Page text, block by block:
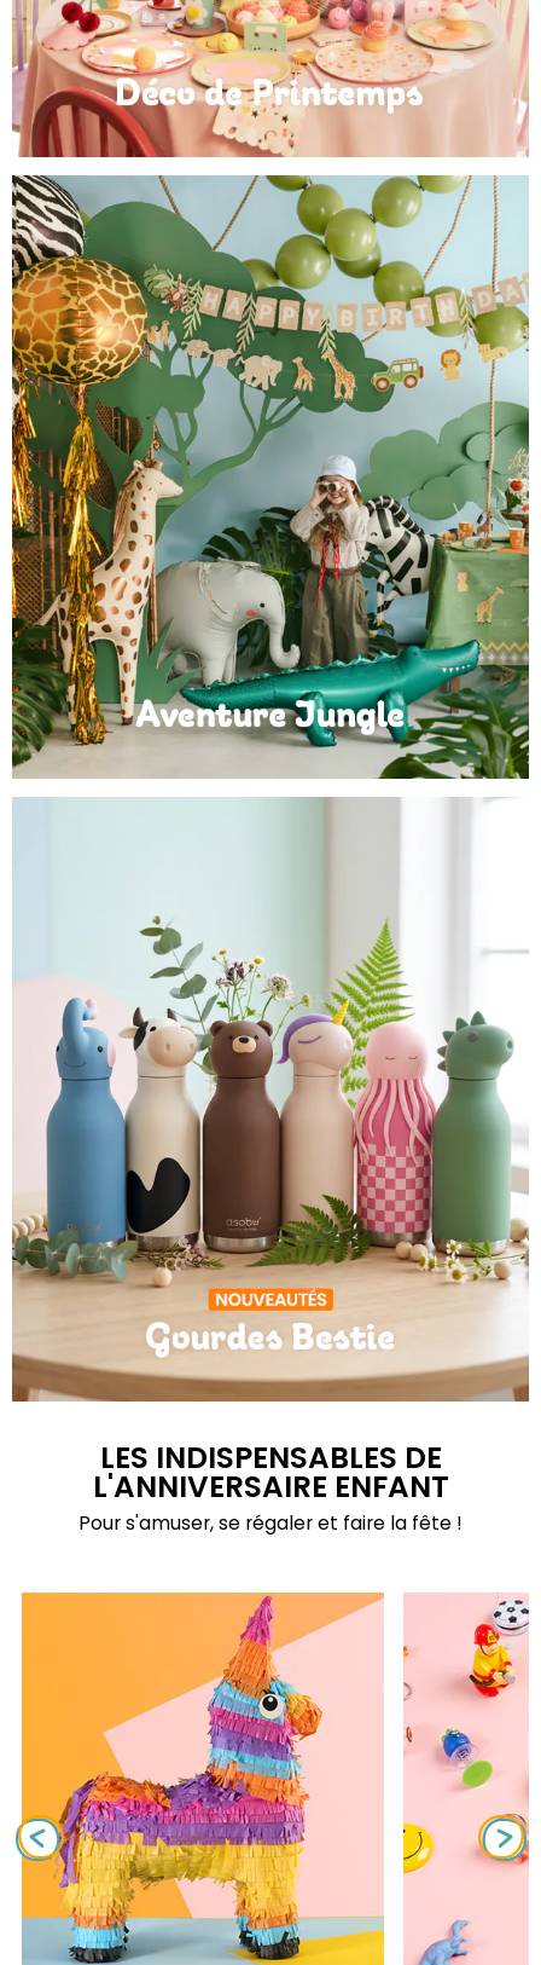
Déco de Printemps
Anniversaire Jungle et Savane
LES INDISPENSABLES DE
L'ANNIVERSAIRE ENFANT
Pour s'amuser, se régaler et faire la fête !